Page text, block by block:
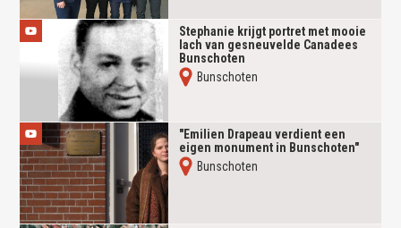
Stephanie krijgt portret met mooie
lach van gesneuvelde Canadees
Bunschoten
Bunschoten
"Emilien Drapeau verdient een
eigen monument in Bunschoten"
Bunschoten